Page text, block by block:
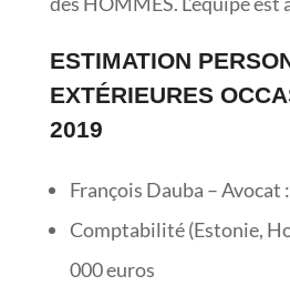
ESTIMATION
EXTÉRIEURES
2019
François Dauba – Avocat
Comptabilité (Estonie,
000 euros